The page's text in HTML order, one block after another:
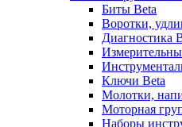
Биты Beta
Воротки,
Диагностика
Ключи Beta
Молотки,
Моторная
Наборы